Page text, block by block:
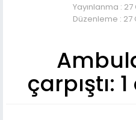
Yayınlanma :
Düzenleme : 27
çarpıştı: